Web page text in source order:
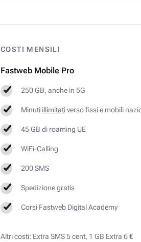
COSTI MENSILI
Fastweb Mobile Pro
250 GB, anche in 5G
Minuti illimitativerso fissi e mobili
45 GB di roaming UE
WiFi-Calling
200 SMS
Spedizione gratis
Corsi Fastweb Digital Academy
Altri costi: Extra SMS 5 cent, 1 GB Extra 6 €